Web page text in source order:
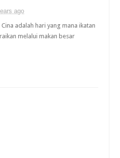
ago
adalah hari yang mana ikatan
melalui makan besar